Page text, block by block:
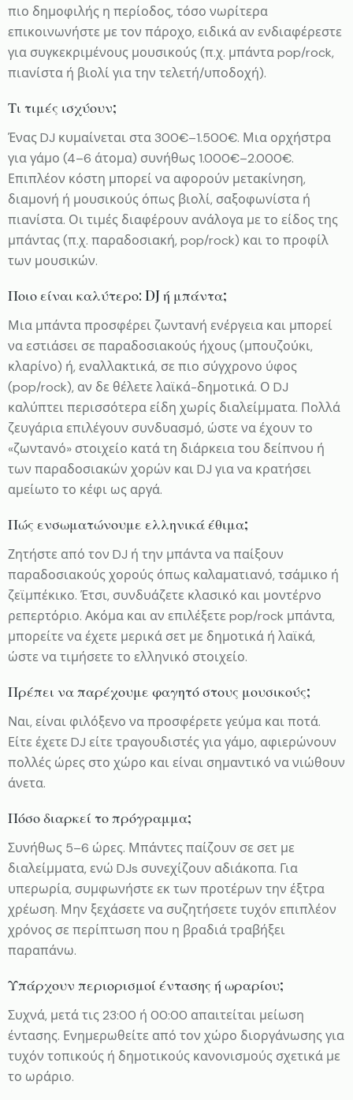
πιο δημοφιλής η περίοδος, τόσο νωρίτερα
επικοινωνήστε με τον πάροχο, ειδικά αν ενδιαφέρεστε
για συγκεκριμένους μουσικούς (π.χ. μπάντα pop/rock,
πιανίστα ή βιολί για την τελετή/υποδοχή).
Τι τιμές ισχύουν;
Ένας DJ κυμαίνεται στα 300€–1.500€. Μια ορχήστρα
για γάμο (4–6 άτομα) συνήθως 1.000€–2.000€.
Επιπλέον κόστη μπορεί να αφορούν μετακίνηση,
διαμονή ή μουσικούς όπως βιολί, σαξοφωνίστα ή
πιανίστα. Οι τιμές διαφέρουν ανάλογα με το είδος της
μπάντας (π.χ. παραδοσιακή, pop/rock) και το προφίλ
των μουσικών.
Ποιο είναι καλύτερο: DJ ή μπάντα;
Μια μπάντα προσφέρει ζωντανή ενέργεια και μπορεί
να εστιάσει σε παραδοσιακούς ήχους (μπουζούκι,
κλαρίνο) ή, εναλλακτικά, σε πιο σύγχρονο ύφος
(pop/rock), αν δε θέλετε λαϊκά-δημοτικά. Ο DJ
καλύπτει περισσότερα είδη χωρίς διαλείμματα. Πολλά
ζευγάρια επιλέγουν συνδυασμό, ώστε να έχουν το
«ζωντανό» στοιχείο κατά τη διάρκεια του δείπνου ή
των παραδοσιακών χορών και DJ για να κρατήσει
αμείωτο το κέφι ως αργά.
Πώς ενσωματώνουμε ελληνικά έθιμα;
Ζητήστε από τον DJ ή την μπάντα να παίξουν
παραδοσιακούς χορούς όπως καλαματιανό, τσάμικο ή
ζεϊμπέκικο. Έτσι, συνδυάζετε κλασικό και μοντέρνο
ρεπερτόριο. Ακόμα και αν επιλέξετε pop/rock μπάντα,
μπορείτε να έχετε μερικά σετ με δημοτικά ή λαϊκά,
ώστε να τιμήσετε το ελληνικό στοιχείο.
Πρέπει να παρέχουμε φαγητό στους μουσικούς;
Ναι, είναι φιλόξενο να προσφέρετε γεύμα και ποτά.
Είτε έχετε DJ είτε τραγουδιστές για γάμο, αφιερώνουν
πολλές ώρες στο χώρο και είναι σημαντικό να νιώθουν
άνετα.
Πόσο διαρκεί το πρόγραμμα;
Συνήθως 5–6 ώρες. Μπάντες παίζουν σε σετ με
διαλείμματα, ενώ DJs συνεχίζουν αδιάκοπα. Για
υπερωρία, συμφωνήστε εκ των προτέρων την έξτρα
χρέωση. Μην ξεχάσετε να συζητήσετε τυχόν επιπλέον
χρόνος σε περίπτωση που η βραδιά τραβήξει
παραπάνω.
Υπάρχουν περιορισμοί έντασης ή ωραρίου;
Συχνά, μετά τις 23:00 ή 00:00 απαιτείται μείωση
έντασης. Ενημερωθείτε από τον χώρο διοργάνωσης για
τυχόν τοπικούς ή δημοτικούς κανονισμούς σχετικά με
το ωράριο.